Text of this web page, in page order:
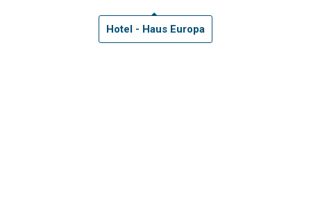
Hotel - Haus Europa